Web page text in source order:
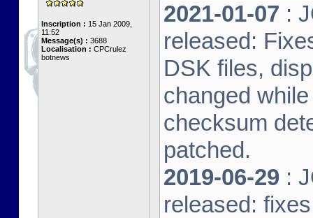
Inscription : 15 Jan 2009,
11:52
Message(s) : 3688
Localisation : CPCrulez
botnews
2021-01-07 :
released:
DSK files,
changed
checksum
patched.
2019-06-29 :
released: